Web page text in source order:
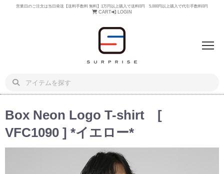
営業日のご注文は当日発送【送料手数料 無料】1万円以上購入で送料0円 5,000円以上購入で代引手数料0円
CART LOGIN
Box Neon Logo T-shirt [
VFC1090 ] *イエロー*